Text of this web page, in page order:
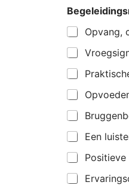
Opvang,
Een